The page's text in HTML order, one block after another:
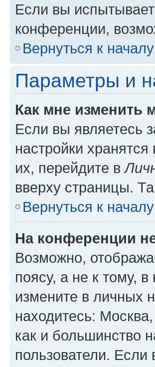
Если вы
конференции,
Вернуться к началу
Параметры и
Как мне изменить
Если вы являетесь
настройки
их, перейдите в
вверху страницы.
Вернуться к началу
На конференции
Возможно,
поясу, а не к тому,
измените в личных
находитесь:
как и большинство
пользователи.